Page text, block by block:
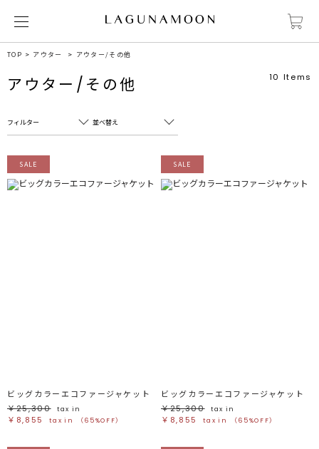
TOP アウター アウター/その他
アウター/その他 10 Items
フィルター
フリーワード
レッド レッド
ピンク ピンク
ミックス ミックス
並べ替え
売れ筋順
新着順
SALE
ビッグカラーエコファージャケット
￥25,300
tax in
￥8,855 tax in （65%OFF）
SALE
ビッグカラーエコファージャケット
￥25,300
tax in
￥8,855 tax in （65%OFF）